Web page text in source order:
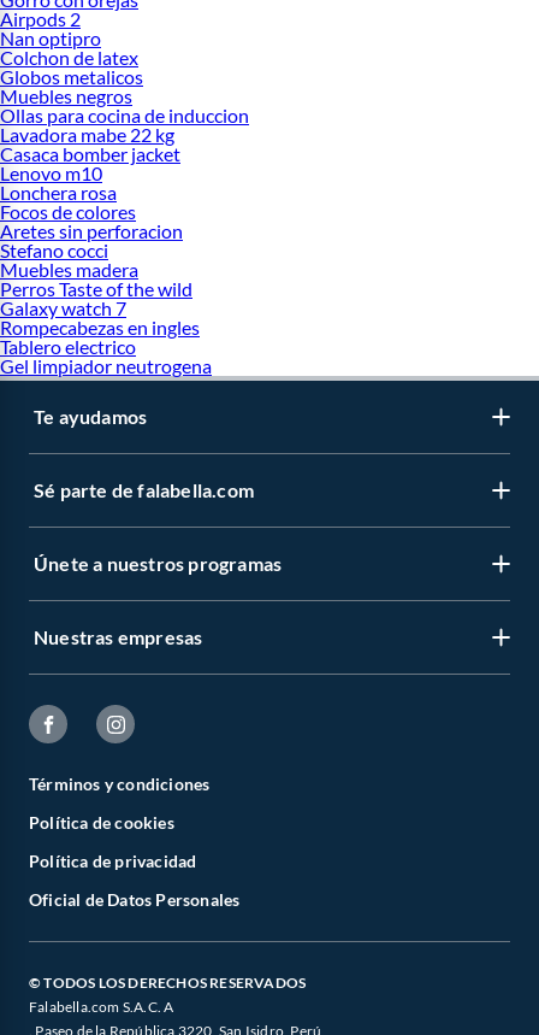
Airpods 2
Nan optipro
Colchon de latex
Globos metalicos
Muebles negros
Ollas para cocina de induccion
Lavadora mabe 22 kg
Casaca bomber jacket
Lenovo m10
Lonchera rosa
Focos de colores
Aretes sin perforacion
Stefano cocci
Muebles madera
Perros Taste of the wild
Galaxy watch 7
Rompecabezas en ingles
Tablero electrico
Gel limpiador neutrogena
Te ayudamos
Sé parte de falabella.com
Únete a nuestros programas
Nuestras empresas
Términos y condiciones
Política de cookies
Política de privacidad
Oficial de Datos Personales
© TODOS LOS DERECHOS RESERVADOS
Falabella.com S.A.C. A
. Paseo de la República 3220, San Isidro, Perú